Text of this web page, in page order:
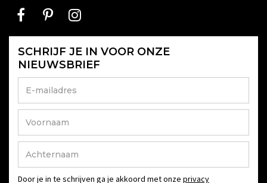
SCHRIJF JE IN VOOR ONZE
NIEUWSBRIEF
Door je in te schrijven ga je akkoord met onze privacy